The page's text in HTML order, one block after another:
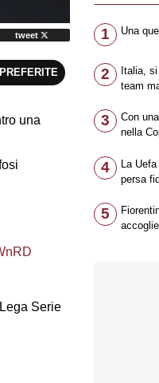
tweet
una
Serie
1 Una
2
Italia,
team
3
Con
nella
4
La
persa
5